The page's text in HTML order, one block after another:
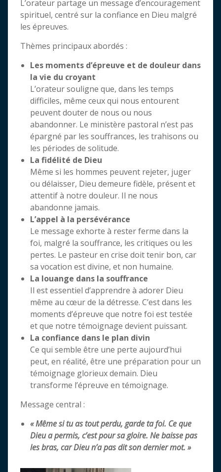
L’orateur partage un message d’encouragement
spirituel, centré sur la confiance en Dieu malgré
les épreuves.
Thèmes principaux abordés :
Les moments d’épreuve et de douleur dans
la vie du croyant
L’orateur souligne que, dans les temps
difficiles, même ceux qui nous entourent
peuvent douter de nous ou nous
abandonner. Le ministère pastoral n’est pas
épargné par les souffrances, les trahisons ou
les périodes de solitude.
La fidélité de Dieu
Même si les hommes peuvent rejeter, juger
ou délaisser, Dieu demeure fidèle, présent et
attentif à notre douleur. Il ne nous
abandonne jamais.
L’appel à la persévérance
Le message exhorte à rester ferme dans la
foi, malgré la souffrance, les critiques ou les
pertes. Le pasteur en crise doit tenir bon, car
sa vocation est divine, et non humaine.
La louange dans la souffrance
Il est essentiel d’apprendre à adorer Dieu
même au cœur de la détresse. C’est dans les
moments d’épreuve que notre foi est testée
et que notre témoignage devient puissant.
La confiance dans le plan divin
Ce qui semble être une perte aujourd’hui
peut, en réalité, être une préparation pour un
témoignage glorieux demain. Dieu
transforme l’épreuve en témoignage.
Message central :
« Même si tu as tout perdu, garde ta foi. Ce que
Dieu a permis, c’est pour sa gloire. Ne baisse pas
les bras, car Dieu n’a pas dit son dernier mot. »